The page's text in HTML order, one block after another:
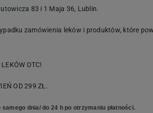
83 i 1 Maja 36, Lublin.
zamówienia leków i produktów, które
OTC!
OD 299 ZŁ.
dnia/ do 24 h po otrzymaniu płatności.